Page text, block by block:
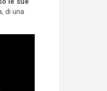
di una